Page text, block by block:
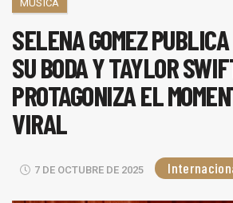
MÚSICA
SELENA GOMEZ
SU BODA Y TAYLOR
PROTAGONIZA EL
VIRAL
7 DE OCTUBRE DE 2025